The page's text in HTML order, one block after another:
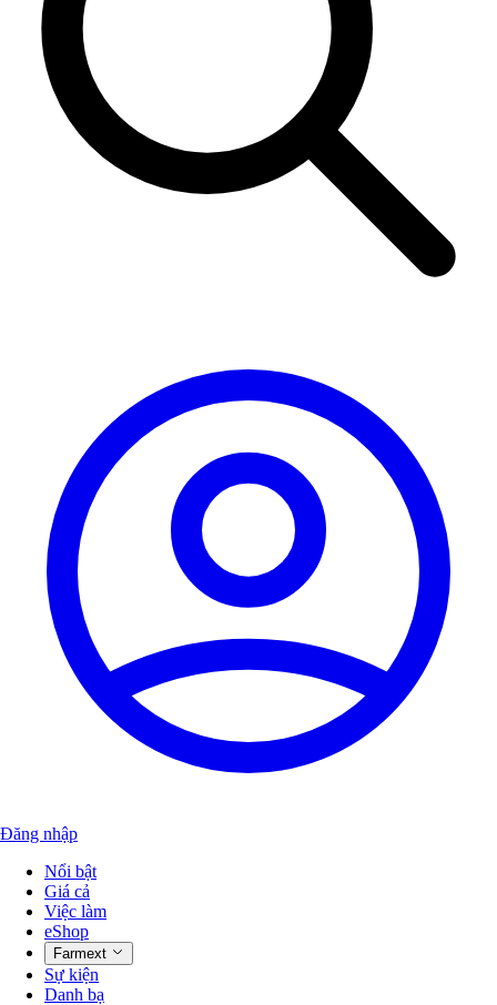
Đăng nhập
Nổi bật
Giá cả
Việc làm
eShop
Farmext
Sự kiện
Danh bạ